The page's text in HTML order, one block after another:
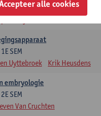
1E SEM
1E SEM
Uyttebroek Krik Heusdens
embryologie
2E SEM
Van Cruchten
alle cookies